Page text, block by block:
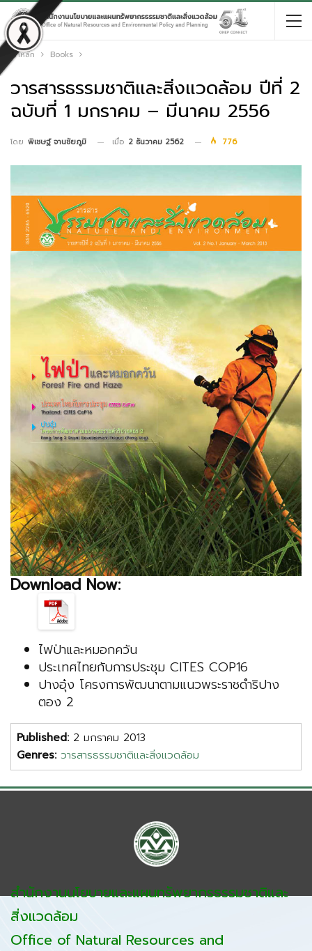
หน้าหลัก Books
วารสารธรรมชาติและสิ่งแวดล้อม ปีที่ 2
ฉบับที่ 1 มกราคม – มีนาคม 2556
โดย พิเชษฐ์ จานชัยภูมิ เมื่อ 2 ธันวาคม 2562 776
Download Now:
ไฟป่าและหมอกควัน
ประเทศไทยกับการประชุม CITES COP16
ปางอุ๋ง โครงการพัฒนาตามแนวพระราชดำริปาง
ตอง 2
Published: 2 มกราคม 2013
Genres: วารสารธรรมชาติและสิ่งแวดล้อม
สำนักงานนโยบายและแผนทรัพยากรธรรมชาติและ
สิ่งแวดล้อม
Office of Natural Resources and